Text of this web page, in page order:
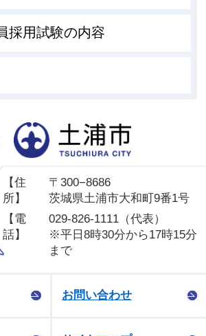
採用試験の内容
【住
所】
〒300−8686
茨城県土浦市大和町9番1号
【電
話】
029-826-1111（代表）
※平日8時30分から17時15分
まで
お問い合わせ